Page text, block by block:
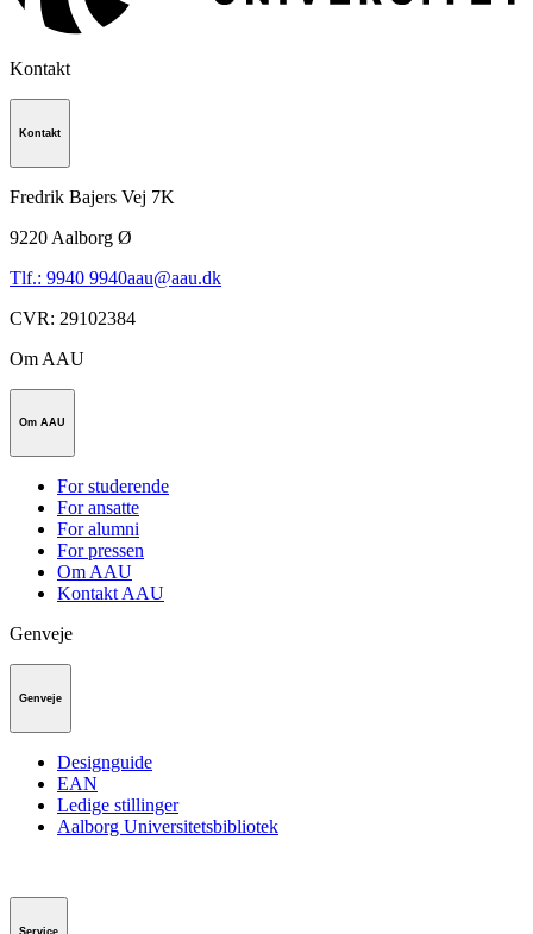
Kontakt
Kontakt
Fredrik Bajers Vej 7K
9220 Aalborg Ø
Tlf.: 9940 9940aau@aau.dk
CVR: 29102384
Om AAU
Om AAU
For studerende
For ansatte
For alumni
For pressen
Om AAU
Kontakt AAU
Genveje
Genveje
Designguide
EAN
Ledige stillinger
Aalborg Universitetsbibliotek
Service